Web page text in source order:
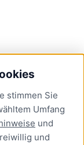
stimmen Sie
Umfang
und
und